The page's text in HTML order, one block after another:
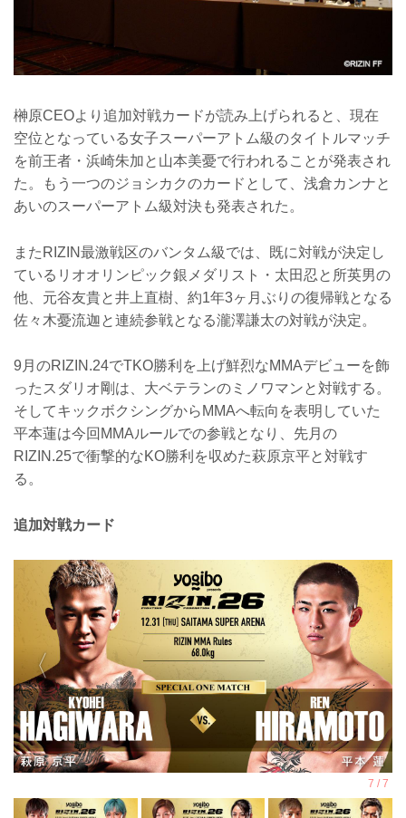
榊原CEOより追加対戦カードが読み上げられると、現在
空位となっている女子スーパーアトム級のタイトルマッチ
を前王者・浜崎朱加と山本美憂で行われることが発表され
た。もう一つのジョシカクのカードとして、浅倉カンナと
あいのスーパーアトム級対決も発表された。
またRIZIN最激戦区のバンタム級では、既に対戦が決定し
ているリオオリンピック銀メダリスト・太田忍と所英男の
他、元谷友貴と井上直樹、約1年3ヶ月ぶりの復帰戦となる
佐々木憂流迦と連続参戦となる瀧澤謙太の対戦が決定。
9月のRIZIN.24でTKO勝利を上げ鮮烈なMMAデビューを飾
ったスダリオ剛は、大ベテランのミノワマンと対戦する。
そしてキックボクシングからMMAへ転向を表明していた
平本蓮は今回MMAルールでの参戦となり、先月の
RIZIN.25で衝撃的なKO勝利を収めた萩原京平と対戦す
る。
追加対戦カード